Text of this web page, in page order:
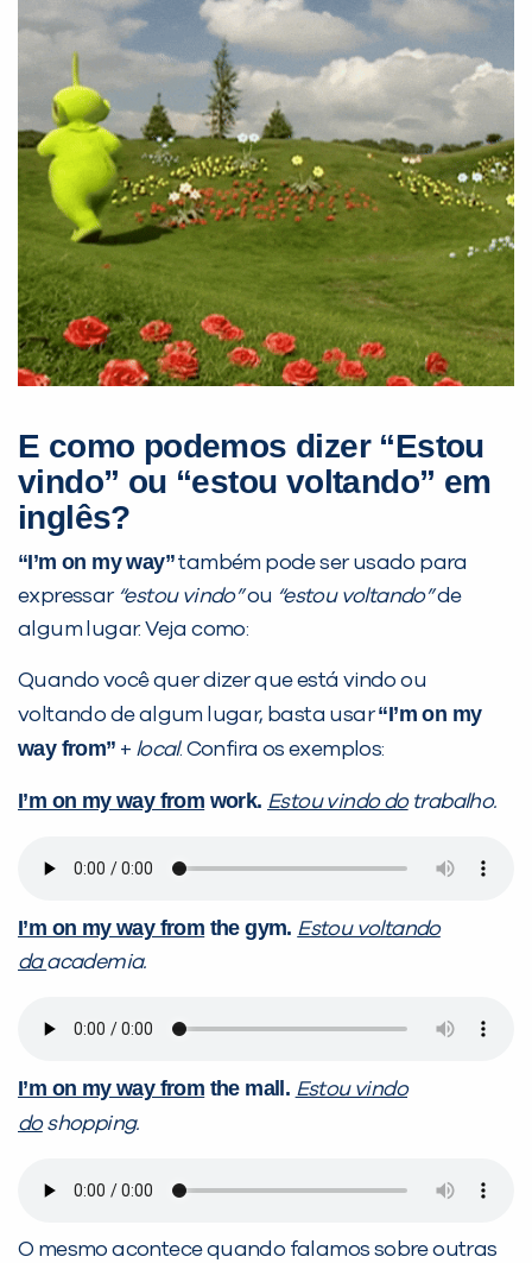
E como podemos dizer “Estou
vindo” ou “estou voltando” em
inglês?
“I’m on my way”também pode ser usado para
expressar “estou vindo”ou “estou voltando”de
algum lugar. Veja como:
Quando você quer dizer que está vindo ou
voltando de algum lugar, basta usar“I’m on my
way from” + local. Confira os exemplos:
I’m on my way from work. Estou vindo dotrabalho.
I’m on my way from the gym. Estou voltando
daacademia.
I’m on my way from the mall. Estou vindo
doshopping.
O mesmo acontece quando falamos sobre outras